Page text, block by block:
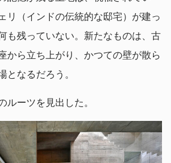
リ（インドの伝統的な邸宅）が建っ
も残っていない。新たなものは、古
から立ち上がり、かつての壁が散ら
となるだろう。
ルーツを見出した。